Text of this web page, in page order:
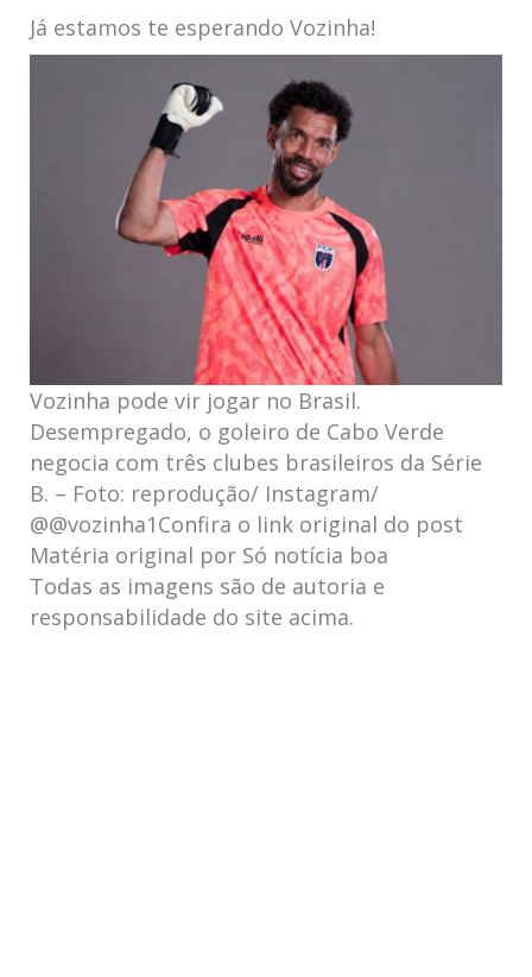
Já estamos te esperando Vozinha!
Vozinha pode vir jogar no Brasil.
Desempregado, o goleiro de Cabo Verde
negocia com três clubes brasileiros da Série
B. – Foto: reprodução/ Instagram/
@@vozinha1Confira o link original do post
Matéria original por Só notícia boa
Todas as imagens são de autoria e
responsabilidade do site acima.